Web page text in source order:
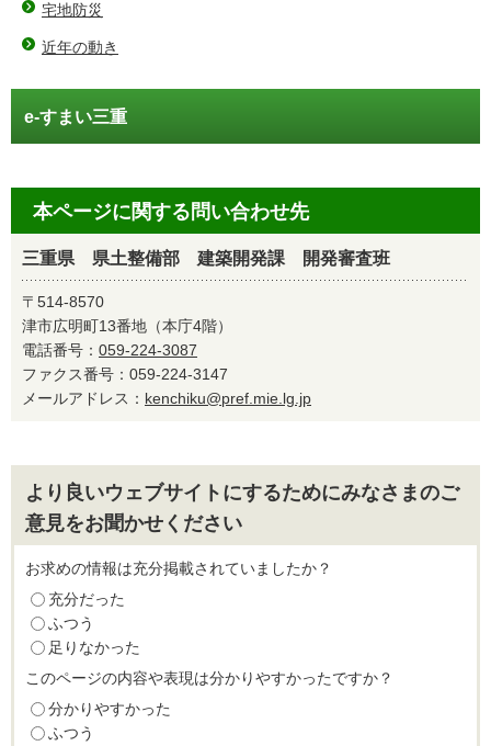
宅地防災
近年の動き
e-すまい三重
本ページに関する問い合わせ先
三重県 県土整備部 建築開発課 開発審査班
〒514-8570
津市広明町13番地（本庁4階）
電話番号： 059-224-3087
ファクス番号：059-224-3147
メールアドレス： kenchiku@pref.mie.lg.jp
より良いウェブサイトにするためにみなさまのご
意見をお聞かせください
お求めの情報は充分掲載されていましたか？
充分だった
ふつう
足りなかった
このページの内容や表現は分かりやすかったですか？
分かりやすかった
ふつう